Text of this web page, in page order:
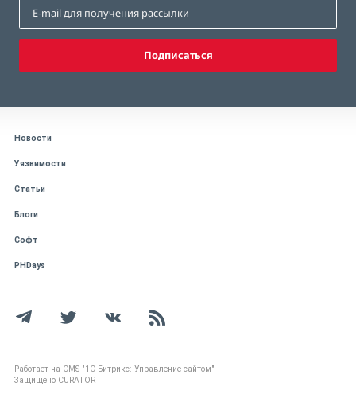
Подписаться
Новости
Уязвимости
Статьи
Блоги
Софт
PHDays
Работает на CMS "1С-Битрикс: Управление сайтом"
Защищено CURATOR